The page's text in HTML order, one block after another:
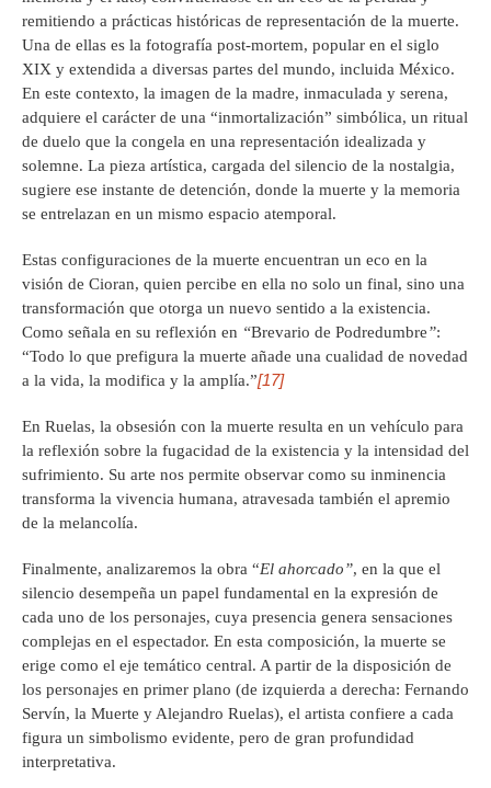
remitiendo a prácticas históricas de representación de la muerte.
Una de ellas es la fotografía post-mortem, popular en el siglo
XIX y extendida a diversas partes del mundo, incluida México.
En este contexto, la imagen de la madre, inmaculada y serena,
adquiere el carácter de una “inmortalización” simbólica, un ritual
de duelo que la congela en una representación idealizada y
solemne. La pieza artística, cargada del silencio de la nostalgia,
sugiere ese instante de detención, donde la muerte y la memoria
se entrelazan en un mismo espacio atemporal.
Estas configuraciones de la muerte encuentran un eco en la
visión de Cioran, quien percibe en ella no solo un final, sino una
transformación que otorga un nuevo sentido a la existencia.
Como señala en su reflexión en “Brevario de Podredumbre”:
“Todo lo que prefigura la muerte añade una cualidad de novedad
a la vida, la modifica y la amplía.”[17]
En Ruelas, la obsesión con la muerte resulta en un vehículo para
la reflexión sobre la fugacidad de la existencia y la intensidad del
sufrimiento. Su arte nos permite observar como su inminencia
transforma la vivencia humana, atravesada también el apremio
de la melancolía.
Finalmente, analizaremos la obra “El ahorcado”, en la que el
silencio desempeña un papel fundamental en la expresión de
cada uno de los personajes, cuya presencia genera sensaciones
complejas en el espectador. En esta composición, la muerte se
erige como el eje temático central. A partir de la disposición de
los personajes en primer plano (de izquierda a derecha: Fernando
Servín, la Muerte y Alejandro Ruelas), el artista confiere a cada
figura un simbolismo evidente, pero de gran profundidad
interpretativa.